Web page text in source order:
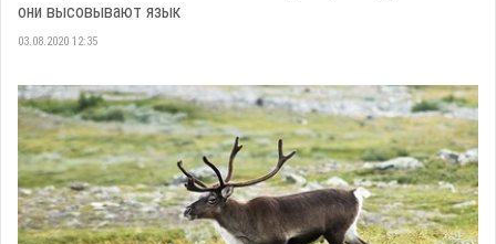
они высовывают язык
03.08.2020 12:35